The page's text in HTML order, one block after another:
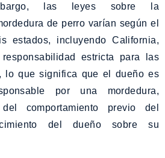
las leyes sobre la
de perro varían según el
estados, incluyendo California,
estricta para las
lo que significa que el dueño es
por una mordedura,
del comportamiento previo del
del dueño sobre su